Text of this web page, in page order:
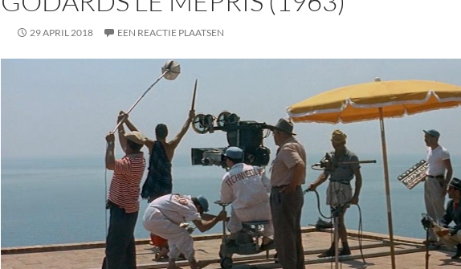
29 APRIL 2018 EEN REACTIE PLAATSEN